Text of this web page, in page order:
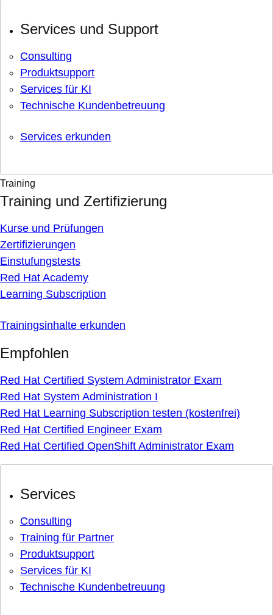
Services und Support
Consulting
Produktsupport
Services für KI
Technische Kundenbetreuung
Services erkunden
Training
Training und Zertifizierung
Kurse und Prüfungen
Zertifizierungen
Einstufungstests
Red Hat Academy
Learning Subscription
Trainingsinhalte erkunden
Empfohlen
Red Hat Certified System Administrator Exam
Red Hat System Administration I
Red Hat Learning Subscription testen (kostenfrei)
Red Hat Certified Engineer Exam
Red Hat Certified OpenShift Administrator Exam
Services
Consulting
Training für Partner
Produktsupport
Services für KI
Technische Kundenbetreuung